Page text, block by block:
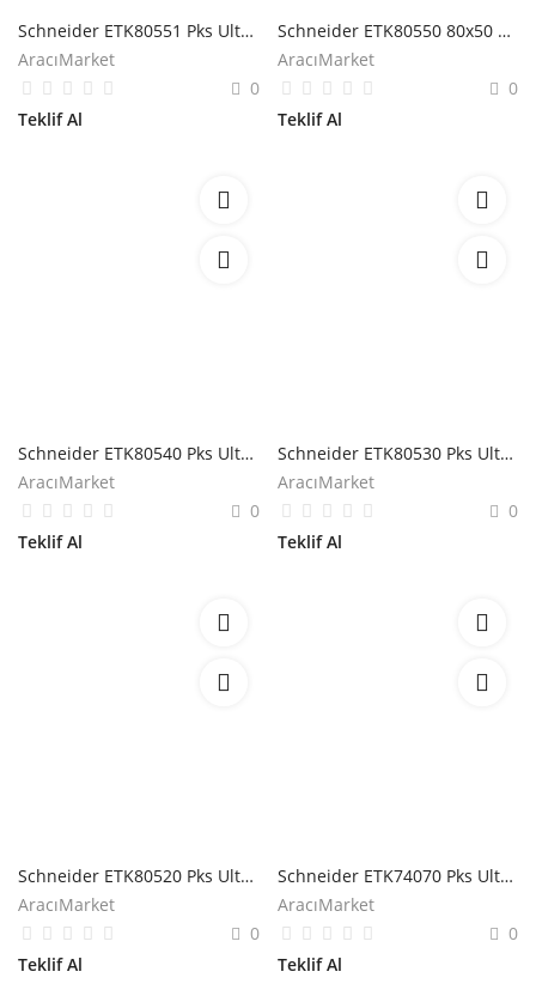
Schneider ETK80551 Pks Ultra 80x50mm T Dirsek
AracıMarket
0
Teklif Al
Schneider ETK80550 80x50 2m Folyo Korumalı Kanal
AracıMarket
0
Teklif Al
Schneider ETK80540 Pks Ultra Kablo Kanalı için Dirsek
AracıMarket
0
Teklif Al
Schneider ETK80530 Pks Ultra Kablo Kanalı için Dış Köşe
AracıMarket
0
Teklif Al
Schneider ETK80520 Pks Ultra 80x50mm Kablo Kanalı İç Köşe
AracıMarket
0
Teklif Al
Schneider ETK74070 Pks Ultra 74x21mm Ek Yeri Kapatıcı
AracıMarket
0
Teklif Al